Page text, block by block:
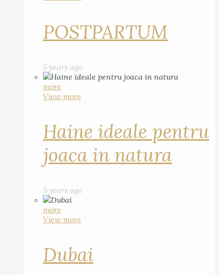
POSTPARTUM
5 years ago
more
View more
Haine ideale pentru
joaca in natura
5 years ago
more
View more
Dubai